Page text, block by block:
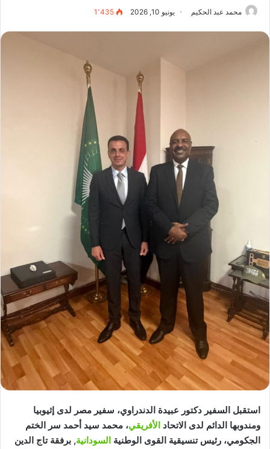
محمد عبد الحكيم يونيو 10, 2026 1٬435
استقبل السفير دكتور عبيدة الدندراوي، سفير مصر لدى إثيوبيا
ومندوبها الدائم لدى الاتحاد الأفريقي، محمد سيد أحمد سر الختم
الجكومي، رئيس تنسيقية القوى الوطنية السودانية, برفقة تاج الدين